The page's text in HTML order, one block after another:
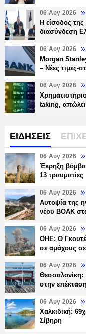
06 Αυγ 2026
Η είσοδος
διασύνδεση
06 Αυγ 2026
Morgan
– Νέες τιμές-
06 Αυγ 2026
taking,
ΕΙΔΗΣΕΙΣ
06 Αυγ 2026
Έκρηξη
13 τραυματίες
06 Αυγ 2026
Αυτοψία της
νέου ΒΟΑΚ
06 Αυγ 2026
ΟΗΕ: Ο
σε αμάχους
06 Αυγ 2026
Θεσσαλονίκη:
στην
06 Αυγ 2026
Χαλκιδική:
Σίβηρη